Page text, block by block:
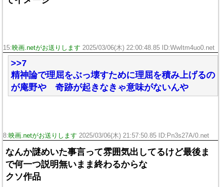
15:映画.netがお送りします 2025/03/06(木) 22:00:48.85 ID:WwItm4uo0.net
>>7
精神論で理屈をぶっ壊すために理屈を積み上げるの
が庵野や 奇跡が起きなきゃ意味がないんや
8:映画.netがお送りします 2025/03/06(木) 21:57:50.85 ID:Pn3s27A/0.net
なんか謎めいた事言って雰囲気出してるけど最後ま
で何一つ説明無いまま終わるからな
クソ作品